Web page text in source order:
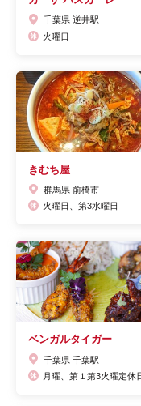
千葉県 逆井駅
火曜日
きむち屋
群馬県 前橋市
火曜日、第3水曜日
ベンガルタイガー
千葉県 千葉駅